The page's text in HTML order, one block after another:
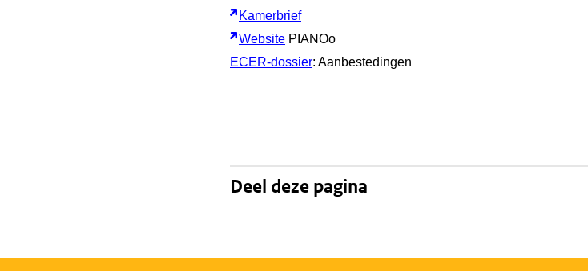
Kamerbrief
Website PIANOo
ECER-dossier: Aanbestedingen
Deel deze pagina